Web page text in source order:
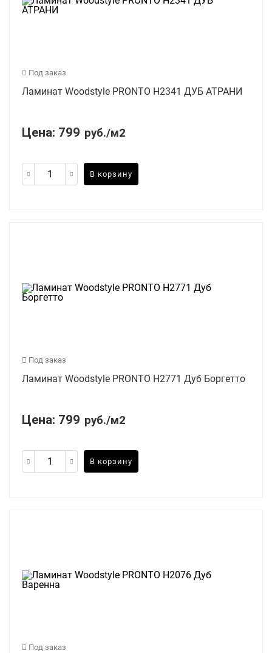
Под заказ
Ламинат Woodstyle PRONTO H2341 ДУБ АТРАНИ
Цена: 799 руб./м2
В корзину
Под заказ
Ламинат Woodstyle PRONTO H2771 Дуб Боргетто
Цена: 799 руб./м2
В корзину
Под заказ